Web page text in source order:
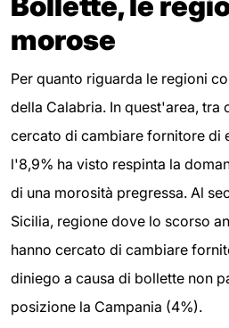
morose
Per quanto riguarda le regioni
della Calabria. In quest'area, tra
cercato di cambiare fornitore di
l'8,9% ha visto respinta la
di una morosità pregressa. Al
Sicilia, regione dove lo scorso
hanno cercato di cambiare
diniego a causa di bollette non
posizione la Campania (4%).